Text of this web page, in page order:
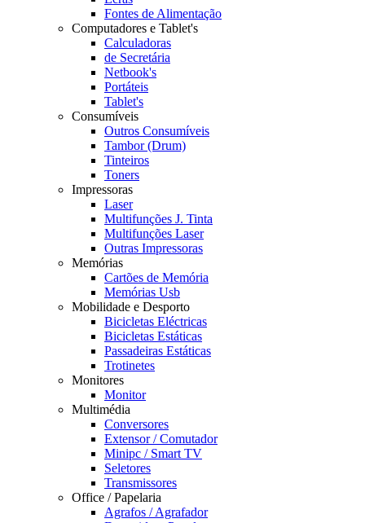
Fontes de Alimentação
Computadores e Tablet's
Calculadoras
de Secretária
Netbook's
Portáteis
Tablet's
Consumíveis
Outros Consumíveis
Tambor (Drum)
Tinteiros
Toners
Impressoras
Laser
Multifunções J. Tinta
Multifunções Laser
Outras Impressoras
Memórias
Cartões de Memória
Memórias Usb
Mobilidade e Desporto
Bicicletas Eléctricas
Bicicletas Estáticas
Passadeiras Estáticas
Trotinetes
Monitores
Monitor
Multimédia
Conversores
Extensor / Comutador
Minipc / Smart TV
Seletores
Transmissores
Office / Papelaria
Agrafos / Agrafador